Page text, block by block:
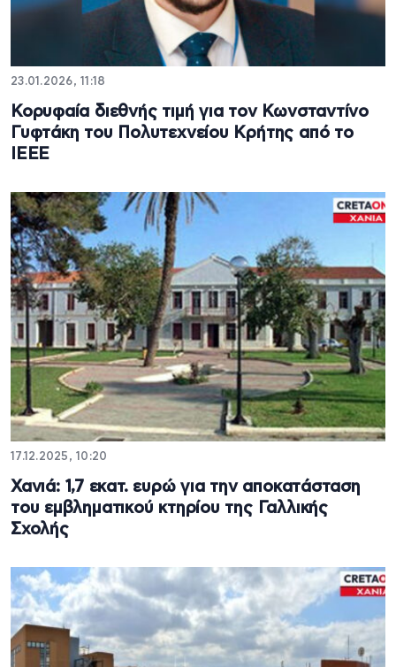
23.01.2026, 11:18
Κορυφαία διεθνής τιμή για τον Κωνσταντίνο
Γυφτάκη του Πολυτεχνείου Κρήτης από το
IEEE
17.12.2025, 10:20
Χανιά: 1,7 εκατ. ευρώ για την αποκατάσταση
του εμβληματικού κτηρίου της Γαλλικής
Σχολής